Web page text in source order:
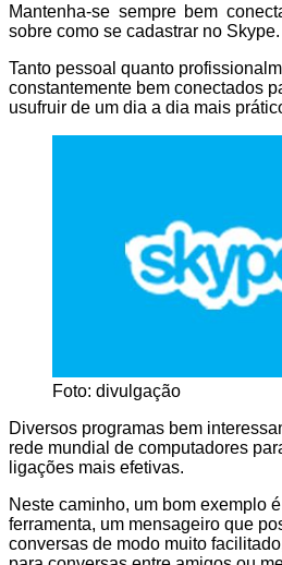
Mantenha-se sempre bem
sobre como se cadastrar no Skype.
Tanto pessoal quanto
constantemente bem conectados
usufruir de um dia a dia mais
Foto: divulgação
Diversos programas bem
rede mundial de computadores
ligações mais efetivas.
Neste caminho, um bom exemplo
ferramenta, um mensageiro que
conversas de modo muito